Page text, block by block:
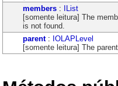
members : IList
[somente leitura] The
is not found.
parent: IOLAPLevel
[somente leitura] The